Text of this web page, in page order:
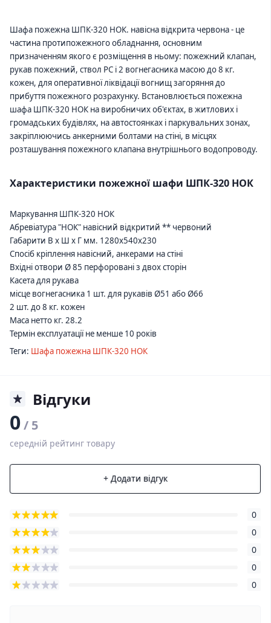
Шафа пожежна ШПК-320 НОК. навісна відкрита червона - це
частина протипожежного обладнання, основним
призначенням якого є розміщення в ньому: пожежний клапан,
рукав пожежний, ствол РС і 2 вогнегасника масою до 8 кг.
кожен, для оперативної ліквідації вогнищ загоряння до
прибуття пожежного розрахунку. Встановлюється пожежна
шафа ШПК-320 НОК на виробничих об'єктах, в житлових і
громадських будівлях, на автостоянках і паркувальних зонах,
закріплюючись анкерними болтами на стіні, в місцях
розташування пожежного клапана внутрішнього водопроводу.
Характеристики пожежної шафи ШПК-320 НОК
Маркування ШПК-320 НОК
Абревіатура "НОК" навісний відкритий ** червоний
Габарити В х Ш х Г мм. 1280x540x230
Спосіб кріплення навісний, анкерами на стіні
Вхідні отвори Ø 85 перфоровані з двох сторін
Касета для рукава
місце вогнегасника 1 шт. для рукавів Ø51 або Ø66
2 шт. до 8 кг. кожен
Маса нетто кг. 28.2
Термін експлуатації не менше 10 років
Теги: Шафа пожежна ШПК-320 НОК
Відгуки
0/ 5
середній рейтинг товару
+ Додати відгук
0
0
0
0
0